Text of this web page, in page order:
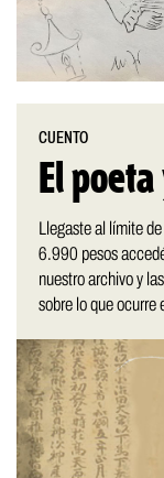
CUENTO
El
Llegaste al límite
6.990 pesos
nuestro archivo y
sobre lo que ocurre